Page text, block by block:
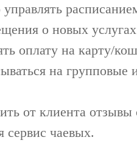
о новых
оплату на карту/
на групповые
от клиента отзывы
чаевых.